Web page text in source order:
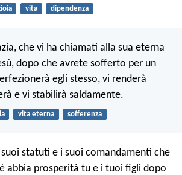
vita dipendenza
che vi ha chiamati alla sua eterna
dopo che avrete sofferto per un
egli stesso, vi renderà
e vi stabilirà saldamente.
vita eterna sofferenza
statuti e i suoi comandamenti che
abbia prosperità tu e i tuoi figli dopo